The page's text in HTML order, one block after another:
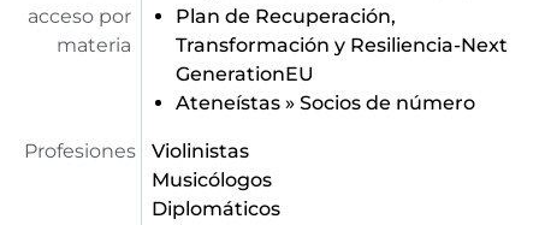
acceso por
materia
Plan de Recuperación,
Transformación y Resiliencia-Next
GenerationEU
Ateneístas » Socios de número
Profesiones
Violinistas
Musicólogos
Diplomáticos